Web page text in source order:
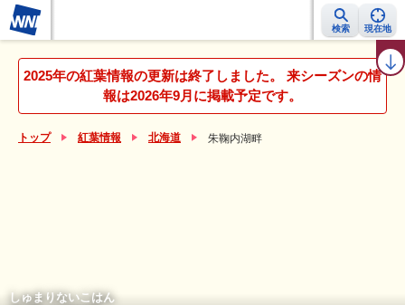
検索 現在地
紅葉レーダー 紅葉ニュース 京都 見頃カレンダー 名所ランキング
2025年の紅葉情報の更新は終了しました。 来シーズンの情
報は2026年9月に掲載予定です。
トップ 紅葉情報 北海道 朱鞠内湖畔
しゅまりないこはん